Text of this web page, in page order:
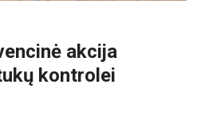
akcija
kontrolei